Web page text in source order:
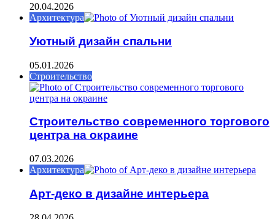
20.04.2026
Архитектура
Уютный дизайн спальни
05.01.2026
Строительство
Строительство современного торгового
центра на окраине
07.03.2026
Архитектура
Арт-деко в дизайне интерьера